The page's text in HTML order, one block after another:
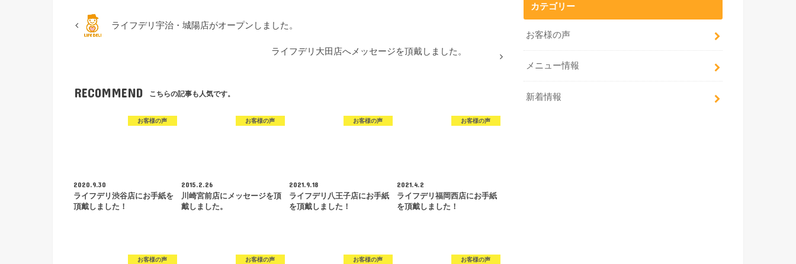
ライフデリ宇治・城陽店がオープンしました。
ライフデリ大田店へメッセージを頂戴しました。
RECOMMEND こちらの記事も人気です。
お客様の声
2020.9.30
ライフデリ渋谷店にお手紙を
頂戴しました！
お客様の声
2015.2.26
川崎宮前店にメッセージを頂
戴しました。
お客様の声
2021.9.18
ライフデリ八王子店にお手紙
を頂戴しました！
お客様の声
2021.4.2
ライフデリ福岡西店にお手紙
を頂戴しました！
お客様の声 お客様の声 お客様の声 お客様の声
カテゴリー
お客様の声
メニュー情報
新着情報